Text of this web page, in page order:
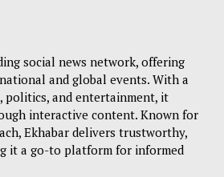
social news network, offering
and global events. With a
politics, and entertainment, it
interactive content. Known for
Ekhabar delivers trustworthy,
it a go-to platform for informed